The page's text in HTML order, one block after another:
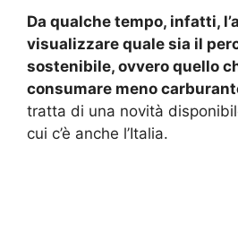
Da qualche tempo, infatti,
visualizzare quale sia il
sostenibile, ovvero quello
consumare meno
tratta di una novità
cui c’è anche l’Italia.